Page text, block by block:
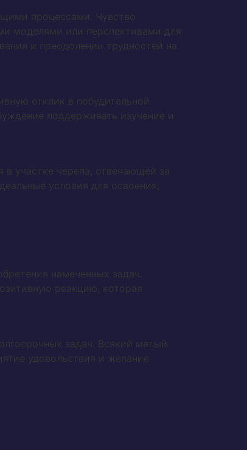
процессами. Чувство
моделями или перспективами для
и преодолении трудностей на
отклик в побудительной
поддерживать изучение и
участке черепа, отвечающей за
условия для освоения,
намеченных задач.
реакцию, которая
задач. Всякий малый
удовольствия и желание